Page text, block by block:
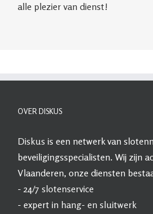
alle plezier van dienst!
OVER DISKUS
Diskus is een netwerk van
beveiligingsspecialisten. Wij zijn
Vlaanderen, onze diensten
- 24/7 slotenservice
- expert in hang- en sluitwerk